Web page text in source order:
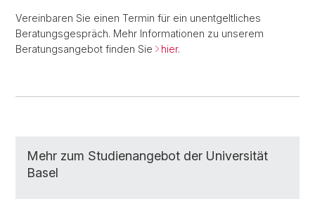
Vereinbaren Sie einen Termin für ein unentgeltliches
Beratungsgespräch. Mehr Informationen zu unserem
Beratungsangebot finden Sie
hier.
Mehr zum Studienangebot der Universität
Basel